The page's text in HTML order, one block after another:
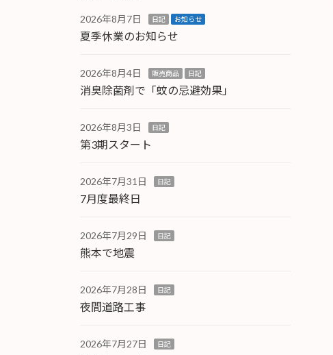
2026年8月7日 日記 お知らせ
夏季休業のお知らせ
2026年8月4日 販売商品 日記
消臭除菌剤で「蚊の忌避効果」
2026年8月3日 日記
第3期スタート
2026年7月31日 日記
7月度最終日
2026年7月29日 日記
熊本で地震
2026年7月28日 日記
夜間道路工事
2026年7月27日 日記